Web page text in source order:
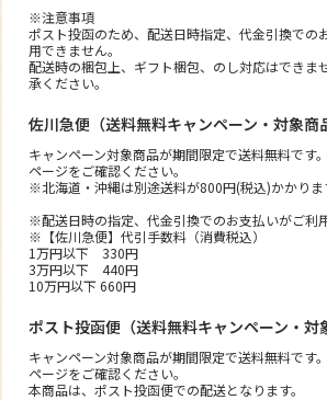
※注意事項
ポスト投函のため、配送日時指定、代金引換での
用できません。
配送時の梱包上、ギフト梱包、のし対応はできま
承ください。
佐川急便（送料無料キャンペーン・対象商
キャンペーン対象商品が期間限定で送料無料です
ページをご確認ください。
※北海道・沖縄は別途送料が800円(税込)かかりま
※配送日時の指定、代金引換でのお支払いがご利用
※【佐川急便】代引手数料（消費税込）
1万円以下 330円
3万円以下 440円
10万円以下 660円
ポスト投函便（送料無料キャンペーン・対
キャンペーン対象商品が期間限定で送料無料です
ページをご確認ください。
本商品は、ポスト投函便での配送となります。